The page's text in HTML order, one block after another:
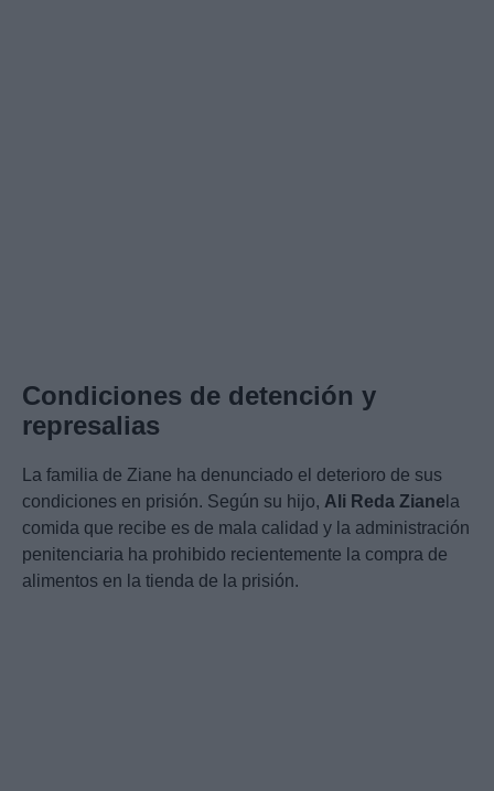
Condiciones de detención y
represalias
La familia de Ziane ha denunciado el deterioro de sus
condiciones en prisión. Según su hijo, Ali Reda Ziane la
comida que recibe es de mala calidad y la administración
penitenciaria ha prohibido recientemente la compra de
alimentos en la tienda de la prisión.